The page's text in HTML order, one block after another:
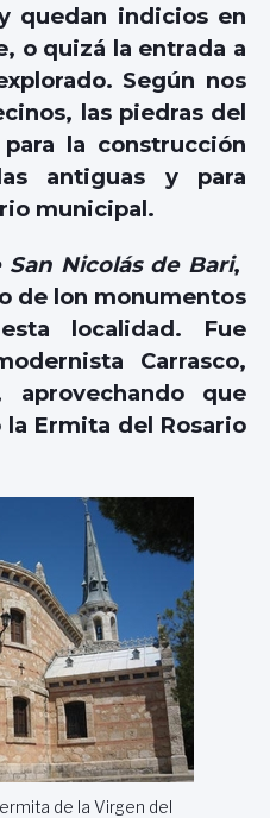
quedan indicios en
o quizá la entrada a
Según nos
las piedras del
la construcción
antiguas y para
municipal.
San Nicolás de Bari,
de lon monumentos
localidad. Fue
Carrasco,
aprovechando que
Ermita del Rosario
de la Virgen del